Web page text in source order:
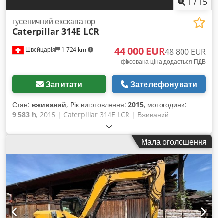
Швейцарія 1 724 km
гусеничний екскаватор
Caterpillar314E LCR
44 000 EUR48 800 EUR
фіксована ціна додається ПДВ
Запитати Зателефонувати
Стан: вживаний, Рік виготовлення: 2015, мотогодини:
9 583 h, 2015 | Caterpillar 314E LCR | Вживаний
гусеничний екскаватор | 9583 години 📍Місцезнаходження:
Швейцарія 🚛 Доставка до вашого місця призначення
можлива – скористайтеся нашим калькулятором вартості
доставки, щоб оцінити транспортні витрати! 💰 Купуйте
зараз за 44 000 євро або зробіть свою пропозицію. Cjdjyyp
Taopfx Abzjha Оплата при доставці можлива за помірну
плату (за умови схвалення)* 👷‍♂️ Перевірено незалежним
експертом 65 пунктів перевірки, з них 53 схвалено ✅, 11 –
незначні недоліки ℹ️, 1 потребує уваги ⚠️ 📌 Коментар
Мала оголошення